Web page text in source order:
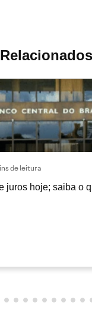
de leitura
juros hoje; saiba o